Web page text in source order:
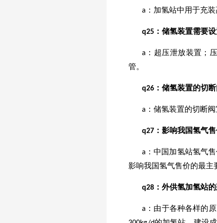
a：加氢站中用于充
q25 ：储氢装置需要
a：超压泄放装置；
管。
q26 ：储氢装置的切
a：储氢装置的切断
q27 ：影响我国氢气
a：中国加氢站氢气
影响我国氢气售价的最主
q28 ：外供氢加氢站
a：由于各种各样的